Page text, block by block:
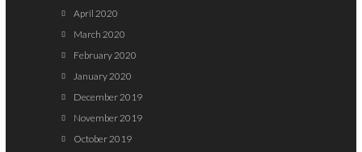
April 2020
March 2020
February 2020
January 2020
December 2019
November 2019
October 2019